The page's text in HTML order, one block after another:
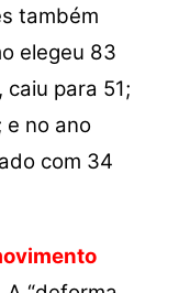
também
elegeu 83
para 51;
e no ano
com 34